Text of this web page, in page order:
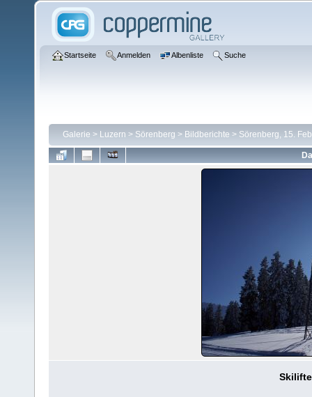
Startseite Anmelden Albenliste Suche
Galerie > Luzern > Sörenberg > Bildberichte > Sörenberg, 15.